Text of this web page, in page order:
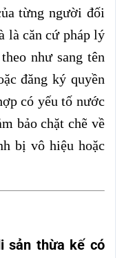
từng người đối
là căn cứ pháp lý
như sang tên
đăng ký quyền
có yếu tố nước
bảo chặt chẽ về
bị vô hiệu hoặc
sản thừa kế có